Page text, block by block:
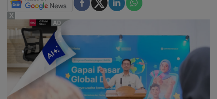
X